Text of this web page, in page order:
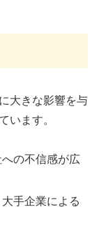
大きな影響を与
います。
の不信感が広
手企業による